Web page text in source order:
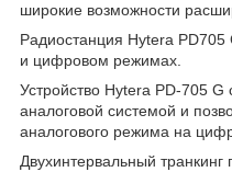
широкие возможности
Радиостанция Hytera PD705
и цифровом режимах.
Устройство Hytera PD-705
аналоговой системой и
аналогового режима на
Двухинтервальный